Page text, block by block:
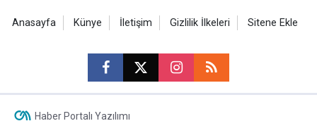
Anasayfa Künye İletişim Gizlilik İlkeleri Sitene Ekle
Haber Portalı Yazılımı